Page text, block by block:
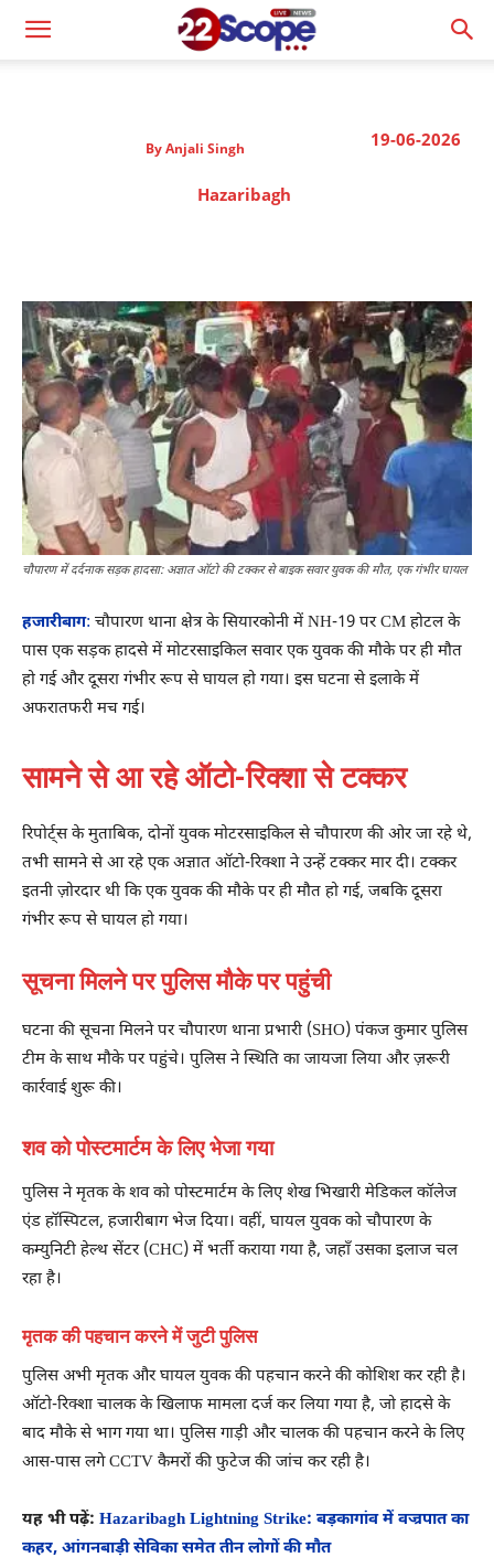
19-06-2026
By Anjali Singh
Hazaribagh
चौपारण में दर्दनाक सड़क हादसा: अज्ञात ऑटो की टक्कर से बाइक सवार युवक की मौत, एक गंभीर घायल
हजारीबाग: चौपारण थाना क्षेत्र के सियारकोनी में NH-19 पर CM होटल के
पास एक सड़क हादसे में मोटरसाइकिल सवार एक युवक की मौके पर ही मौत
हो गई और दूसरा गंभीर रूप से घायल हो गया। इस घटना से इलाके में
अफरातफरी मच गई।
सामने से आ रहे ऑटो-रिक्शा से टक्कर
रिपोर्ट्स के मुताबिक, दोनों युवक मोटरसाइकिल से चौपारण की ओर जा रहे थे,
तभी सामने से आ रहे एक अज्ञात ऑटो-रिक्शा ने उन्हें टक्कर मार दी। टक्कर
इतनी ज़ोरदार थी कि एक युवक की मौके पर ही मौत हो गई, जबकि दूसरा
गंभीर रूप से घायल हो गया।
सूचना मिलने पर पुलिस मौके पर पहुंची
घटना की सूचना मिलने पर चौपारण थाना प्रभारी (SHO) पंकज कुमार पुलिस
टीम के साथ मौके पर पहुंचे। पुलिस ने स्थिति का जायजा लिया और ज़रूरी
कार्रवाई शुरू की।
शव को पोस्टमार्टम के लिए भेजा गया
पुलिस ने मृतक के शव को पोस्टमार्टम के लिए शेख भिखारी मेडिकल कॉलेज
एंड हॉस्पिटल, हजारीबाग भेज दिया। वहीं, घायल युवक को चौपारण के
कम्युनिटी हेल्थ सेंटर (CHC) में भर्ती कराया गया है, जहाँ उसका इलाज चल
रहा है।
मृतक की पहचान करने में जुटी पुलिस
पुलिस अभी मृतक और घायल युवक की पहचान करने की कोशिश कर रही है।
ऑटो-रिक्शा चालक के खिलाफ मामला दर्ज कर लिया गया है, जो हादसे के
बाद मौके से भाग गया था। पुलिस गाड़ी और चालक की पहचान करने के लिए
आस-पास लगे CCTV कैमरों की फुटेज की जांच कर रही है।
यह भी पढ़ें: Hazaribagh Lightning Strike: बड़कागांव में वज्रपात का
कहर, आंगनबाड़ी सेविका समेत तीन लोगों की मौत